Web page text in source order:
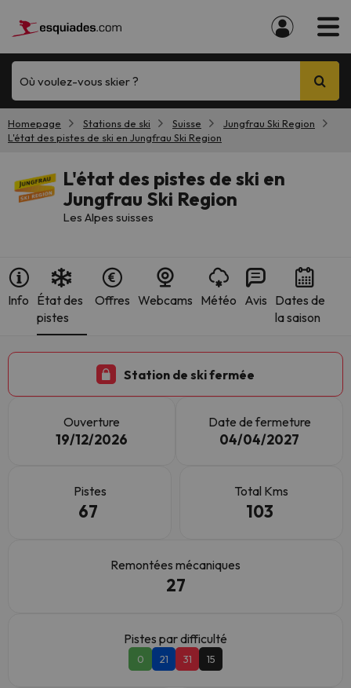
Où voulez-vous skier ?
Homepage Stations de ski Suisse
Jungfrau Ski Region
L'état des pistes de ski en Jungfrau Ski Region
L'état des pistes de ski en
Jungfrau Ski Region
Les Alpes suisses
Info État des
pistes
Offres Webcams Météo Avis Dates de
la saison
Station de ski fermée
Ouverture
19/12/2026
Date de fermeture
04/04/2027
Pistes
67
Total Kms
103
Remontées mécaniques
27
Pistes par difficulté
0 21 31 15